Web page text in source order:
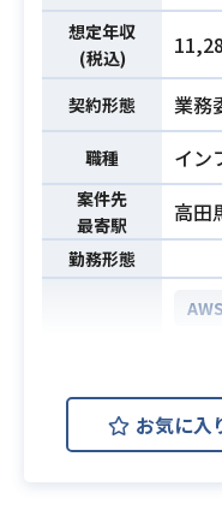
必須スキル
・
・
・開
想定年収
(税込)
契約形態 業務
職種 イン
案件先
最寄駅
高田
勤務形態
お気に入